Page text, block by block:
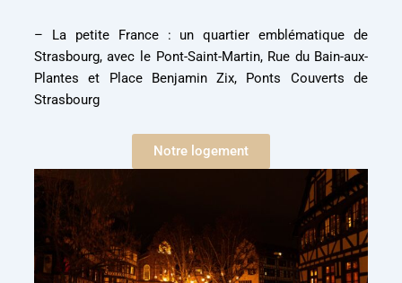
– La petite France : un quartier emblématique de
Strasbourg, avec le Pont-Saint-Martin, Rue du Bain-aux-
Plantes et Place Benjamin Zix, Ponts Couverts de
Strasbourg
Notre logement